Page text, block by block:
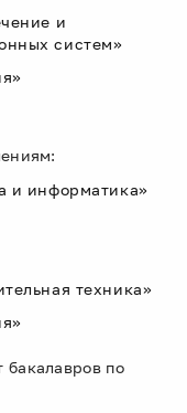
и
систем»
и информатика»
техника»
бакалавров по